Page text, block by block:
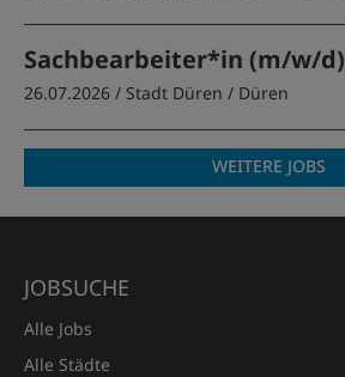
Sachbearbeiter*in (m/w/d)
26.07.2026 / Stadt Düren / Düren
WEITERE JOBS
JOBSUCHE
Alle Jobs
Alle Städte